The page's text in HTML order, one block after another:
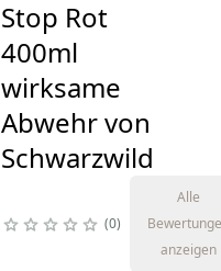
Stop Rot
400ml
wirksame
Abwehr von
Schwarzwild
0
Alle
anzeigen